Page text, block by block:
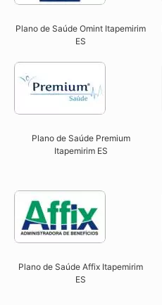
Plano de Saúde Omint Itapemirim
ES​
Plano de Saúde Premium
Itapemirim ES​
Plano de Saúde Affix Itapemirim
ES​